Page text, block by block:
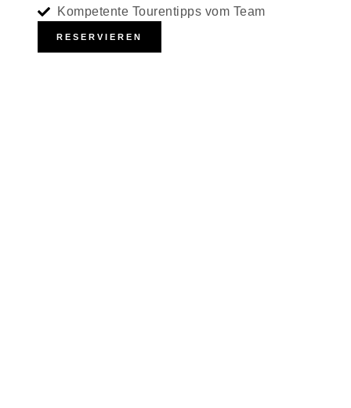
Kompetente Tourentipps vom Team
RESERVIEREN